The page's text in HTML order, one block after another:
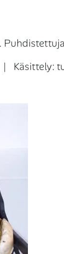
| Käsittely: